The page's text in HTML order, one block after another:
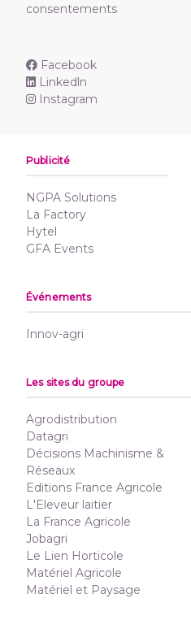
consentements
Facebook
Linkedln
Instagram
Publicité
NGPA Solutions
La Factory
Hytel
GFA Events
Événements
Innov-agri
Les sites du groupe
Agrodistribution
Datagri
Décisions Machinisme &
Réseaux
Editions France Agricole
L'Eleveur laitier
La France Agricole
Jobagri
Le Lien Horticole
Matériel Agricole
Matériel et Paysage